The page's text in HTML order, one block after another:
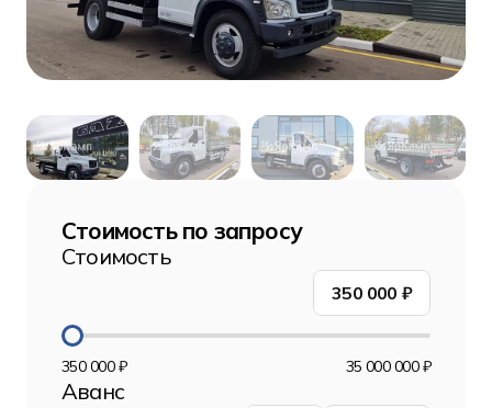
Стоимость по запросу
Стоимость
350 000 ₽
350 000 ₽ 35 000 000 ₽
Аванс